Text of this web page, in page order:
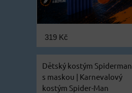
319 Kč
Dětský kostým Spiderman
s maskou | Karnevalový
kostým Spider-Man